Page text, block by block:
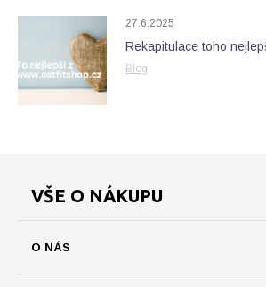
27.6.2025
Rekapitulace toho
Blog
VŠE O NÁKUPU
O NÁS